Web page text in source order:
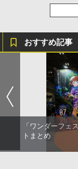
おすすめ記事
「ワンダーフェ
トまとめ